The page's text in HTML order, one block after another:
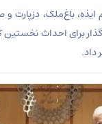
ایذه، باغ‌ملک، دزپارت
برای احداث نخستین
داد.